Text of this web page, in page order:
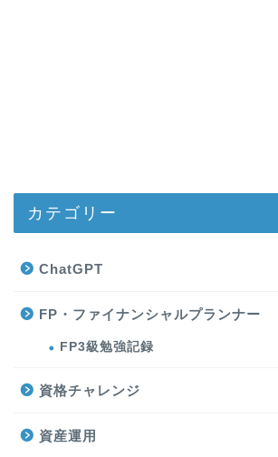
カテゴリー
ChatGPT
FP・ファイナンシャルプランナー
FP3級勉強記録
資格チャレンジ
資産運用